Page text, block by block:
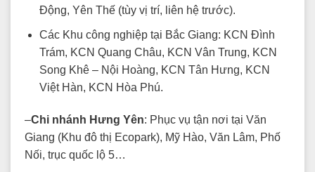
Động, Yên Thế (tùy vị trí, liên hệ trước).
Các Khu công nghiệp tại Bắc Giang: KCN Đình
Trám, KCN Quang Châu, KCN Vân Trung, KCN
Song Khê – Nội Hoàng, KCN Tân Hưng, KCN
Việt Hàn, KCN Hòa Phú.
–Chi nhánh Hưng Yên: Phục vụ tận nơi tại Văn
Giang (Khu đô thị Ecopark), Mỹ Hào, Văn Lâm, Phố
Nối, trục quốc lộ 5…